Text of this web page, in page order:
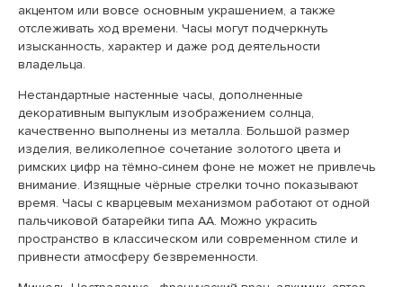
акцентом или вовсе основным украшением, а также
отслеживать ход времени. Часы могут подчеркнуть
изысканность, характер и даже род деятельности
владельца.
Нестандартные настенные часы, дополненные
декоративным выпуклым изображением солнца,
качественно выполнены из металла. Большой размер
изделия, великолепное сочетание золотого цвета и
римских цифр на тёмно-синем фоне не может не привлечь
внимание. Изящные чёрные стрелки точно показывают
время. Часы с кварцевым механизмом работают от одной
пальчиковой батарейки типа AA. Можно украсить
пространство в классическом или современном стиле и
привнести атмосферу безвременности.